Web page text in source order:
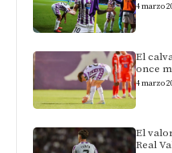
4 marzo
El
once
4 marzo
El
Real